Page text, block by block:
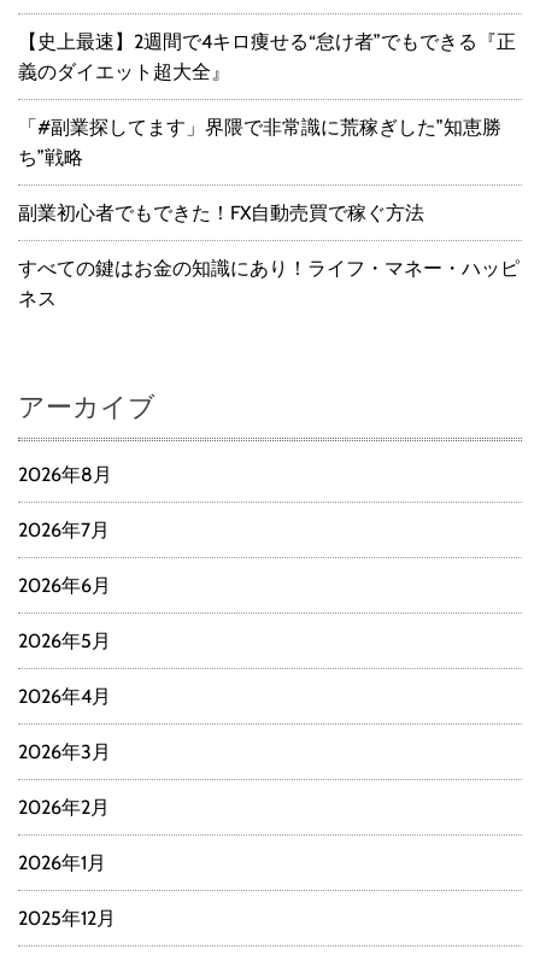
【史上最速】2週間で4キロ痩せる“怠け者”でもできる『正
義のダイエット超大全』
「#副業探してます」界隈で非常識に荒稼ぎした”知恵勝
ち”戦略
副業初心者でもできた！FX自動売買で稼ぐ方法
すべての鍵はお金の知識にあり！ライフ・マネー・ハッピ
ネス
アーカイブ
2026年8月
2026年7月
2026年6月
2026年5月
2026年4月
2026年3月
2026年2月
2026年1月
2025年12月